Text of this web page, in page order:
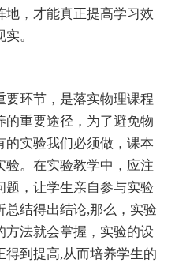
地，才能真正提高学习效
。
环节，是落实物理课程
的重要途径，为了避免物
的实验我们必须做，课本
验。在实验教学中，应注
题，让学生亲自参与实验
结得出结论,那么，实验
方法就会掌握，实验的设
到提高,从而培养学生的